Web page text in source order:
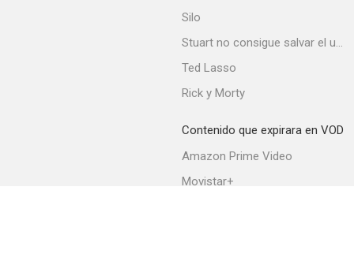
Silo
Stuart no consigue salvar el universo
Ted Lasso
Rick y Morty
Contenido que expirara en VOD
Amazon Prime Video
Movistar+